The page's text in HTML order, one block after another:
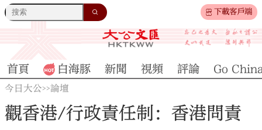
下載客戶端
首頁 白海豚 新聞 視頻 評論 Go
今日大公>>論壇
觀香港/行政責任制：香港問責